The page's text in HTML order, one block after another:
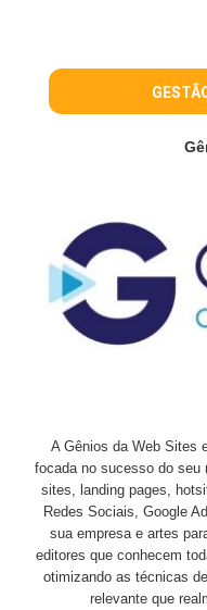
A Gênios da Web Sites
focada no sucesso do seu
sites, landing pages,
Redes Sociais, Google
sua empresa e artes
editores que conhecem
otimizando as técnicas
relevante que